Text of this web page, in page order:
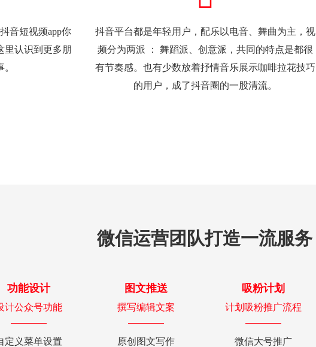
音短视频app你
里认识到更多朋
抖音平台都是年轻用户，配乐以电音、舞曲为主，视
频分为两派 ： 舞蹈派、创意派，共同的特点是都很
有节奏感。也有少数放着抒情音乐展示咖啡拉花技巧
的用户，成了抖音圈的一股清流。
微信运营团队打造一流服务
功能设计
计公众号功能
定义菜单设置
图文推送
撰写编辑文案
原创图文写作
吸粉计划
计划吸粉推广流程
微信大号推广